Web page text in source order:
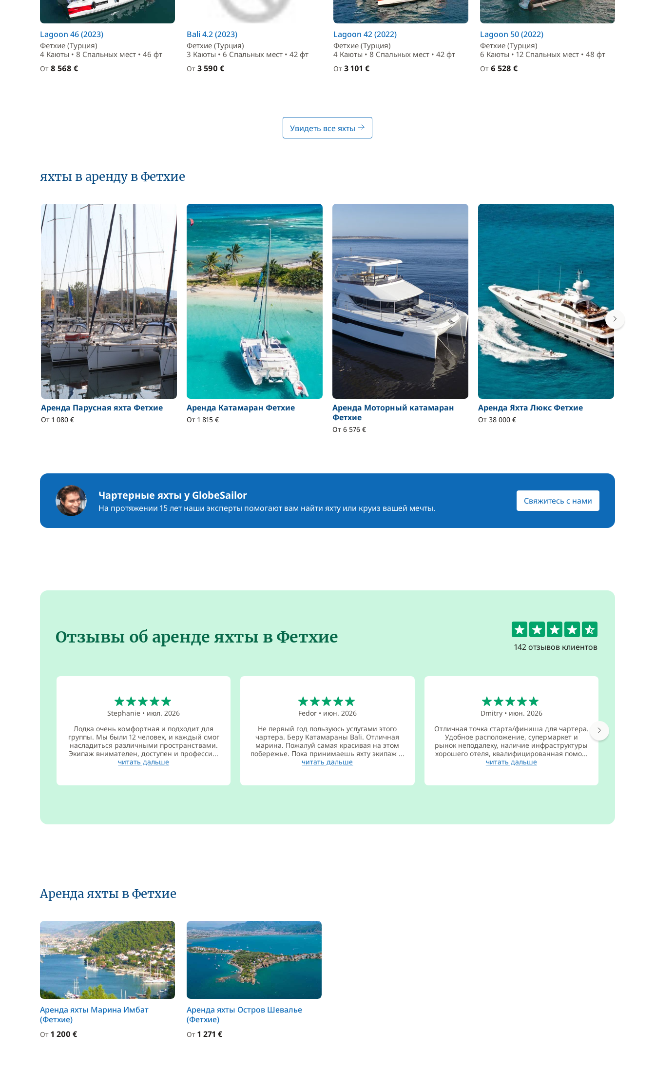
Lagoon 46 (2023)
Фетхие (Турция)
4 Каюты • 8 Спальныx мест • 46 фт
От 8 568 €
Bali 4.2 (2023)
Фетхие (Турция)
3 Каюты • 6 Спальныx мест • 42 фт
От 3 590 €
Lagoon 42 (2022)
Фетхие (Турция)
4 Каюты • 8 Спальныx мест • 42 фт
От 3 101 €
Lagoon 50 (2022)
Фетхие (Турция)
6 Каюты • 12 Спальныx мест • 48 фт
От 6 528 €
Увидеть все яхты
яхты в аренду в Фетхие
Аренда Парусная яхта Фетхие
От 1 080 €
Аренда Катамаран Фетхие
От 1 815 €
Аренда Моторный катамаран
Фетхие
От 6 576 €
Аренда Яхта Люкс Фетхие
От 38 000 €
Чартерные яхты у GlobeSailor
На протяжении 15 лет наши эксперты помогают вам найти яхту или круиз вашей мечты.
Свяжитесь с нами
4.5
142 отзывов клиентов
Отзывы об аренде яхты в Фетхие
Stephanie • июл. 2026
Лодка очень комфортная и подходит для
группы. Мы были 12 человек, и каждый смог
насладиться различными пространствами.
Экипаж внимателен, доступен и професси...
читать дальше
Fedor• июн. 2026
Не первый год пользуюсь услугами этого
чартера. Беру Катамараны Bali. Отличная
марина. Пожалуй самая красивая на этом
побережье. Пока принимаешь яхту экипаж ...
читать дальше
Dmitry• июн. 2026
Отличная точка старта/финиша для чартера.
Удобное расположение, супермаркет и
рынок неподалеку, наличие инфраструктуры
хорошего отеля, квалифицированная помо...
читать дальше
Аренда яхты в Фетхие
Аренда яхты Марина Имбат
(Фетхие)
От 1 200 €
Аренда яхты Остров Шевалье
(Фетхие)
От 1 271 €